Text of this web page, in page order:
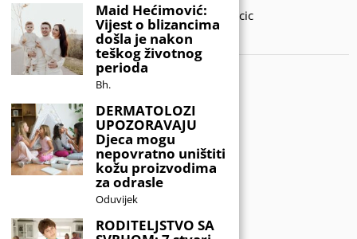
Developed by Amar SIjercic
IZAŠAO JE NOVI MAGAZIN!
Maid Hećimović:
Vijest o blizancima
došla je nakon
teškog životnog
perioda
Bh.
DERMATOLOZI
UPOZORAVAJU
Djeca mogu
nepovratno uništiti
kožu proizvodima
za odrasle
Oduvijek
RODITELJSTVO SA